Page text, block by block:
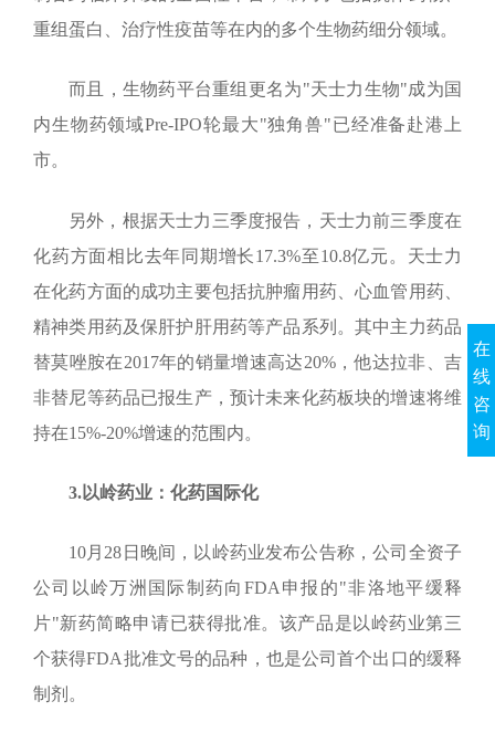
重组蛋白、治疗性疫苗等在内的多个生物药细分领域。
而且，生物药平台重组更名为"天士力生物"成为国
内生物药领域Pre-IPO轮最大"独角兽"已经准备赴港上
市。
另外，根据天士力三季度报告，天士力前三季度在
化药方面相比去年同期增长17.3%至10.8亿元。天士力
在化药方面的成功主要包括抗肿瘤用药、心血管用药、
精神类用药及保肝护肝用药等产品系列。其中主力药品
替莫唑胺在2017年的销量增速高达20%，他达拉非、吉
非替尼等药品已报生产，预计未来化药板块的增速将维
持在15%-20%增速的范围内。
3.以岭药业：化药国际化
10月 28 日晚间，以岭药业发布公告称，公司全资子
公司以岭万洲国际制药向 FDA 申报的"非洛地平缓释
片"新药简略申请已获得批准。该产品是以岭药业第三
个获得FDA批准文号的品种，也是公司首个出口的缓释
制剂。
在
线
咨
询